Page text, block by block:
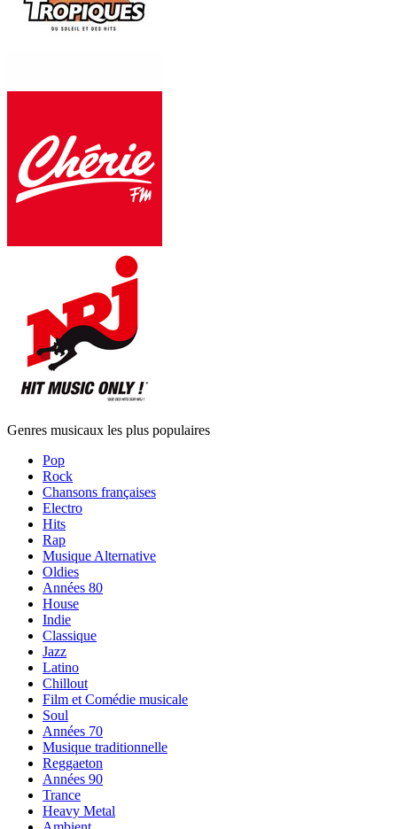
Genres musicaux les plus populaires
Pop
Rock
Chansons françaises
Electro
Hits
Rap
Musique Alternative
Oldies
Années 80
House
Indie
Classique
Jazz
Latino
Chillout
Film et Comédie musicale
Soul
Années 70
Musique traditionnelle
Reggaeton
Années 90
Trance
Heavy Metal